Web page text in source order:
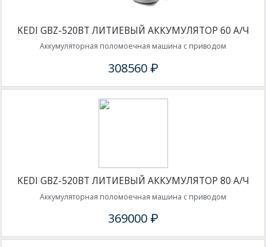
KEDI GBZ-520BT ЛИТИЕВЫЙ АККУМУЛЯТОР 60 А/Ч
Аккумуляторная поломоечная машина с приводом
308560 ₽
KEDI GBZ-520BT ЛИТИЕВЫЙ АККУМУЛЯТОР 80 А/Ч
Аккумуляторная поломоечная машина с приводом
369000 ₽